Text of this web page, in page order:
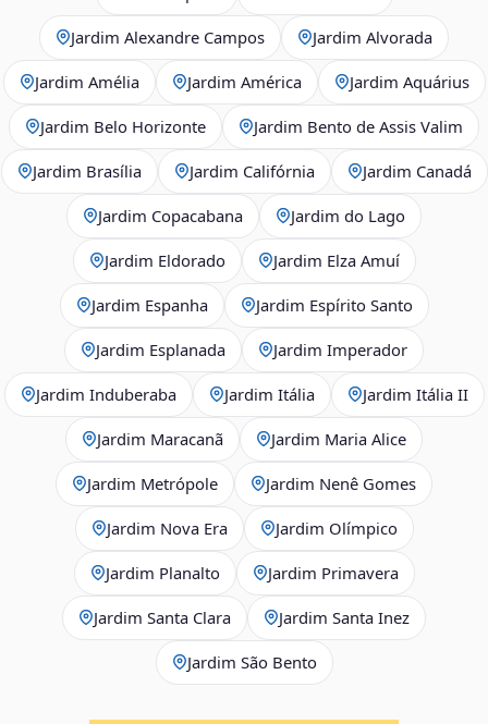
Jardim Alexandre Campos Jardim Alvorada
Jardim Amélia Jardim América Jardim Aquárius
Jardim Belo Horizonte Jardim Bento de Assis Valim
Jardim Brasília Jardim Califórnia Jardim Canadá
Jardim Copacabana Jardim do Lago
Jardim Eldorado Jardim Elza Amuí
Jardim Espanha Jardim Espírito Santo
Jardim Esplanada Jardim Imperador
Jardim Induberaba Jardim Itália Jardim Itália II
Jardim Maracanã Jardim Maria Alice
Jardim Metrópole Jardim Nenê Gomes
Jardim Nova Era Jardim Olímpico
Jardim Planalto Jardim Primavera
Jardim Santa Clara Jardim Santa Inez
Jardim São Bento